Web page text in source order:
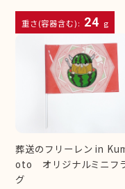
重さ(容器含む): 24 g
葬送のフリーレン in
oto オリジナルミニフ
グ